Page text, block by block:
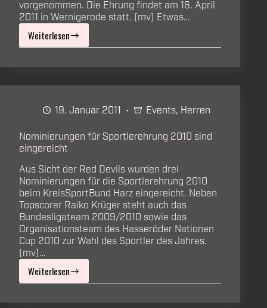
vorgenommen. Die Ehrung findet am 16. April
2011 in Wernigerode statt. (mv) Etwas…
Weiterlesen
Fachkundige
besten
Sportler
2010
19. Januar 2011 Events, Herren
Nominierungen für Sportlerehrung 2010 sind
eingereicht
Aus Sicht der Red Devils wurden drei
Nominierungen für die Sportlerehrung 2010
beim KreisSportBund Harz eingereicht. Neben
Topscorer Raiko Krüger steht auch das
Bundesligateam 2009/2010 sowie das
Organisationsteam des Hasseröder Nationen
Cup 2010 zur Wahl des Sportler des Jahres.
(mv)…
Weiterlesen
Nominierungen